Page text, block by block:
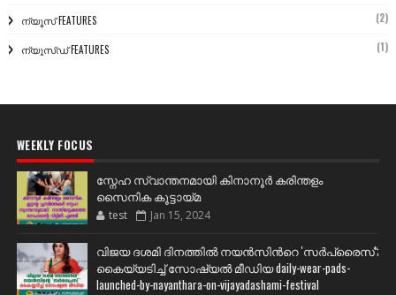
ന്യൂസ് FEATURES (2)
ന്യൂസ്ഡ് FEATURES (1)
WEEKLY FOCUS
സ്നേഹ സ്വാന്തനമായി കിനാനൂർ കരിന്തളം
സൈനിക കൂട്ടായ്മ
test Jan 15, 2024
വിജയ ദശമി ദിനത്തില്‍ നയന്‍സിന്‍റെ 'സര്‍പ്രൈസ്';
കൈയ്യടിച്ച് സോഷ്യല്‍ മീഡിയ daily-wear-pads-
launched-by-nayanthara-on-vijayadashami-festival